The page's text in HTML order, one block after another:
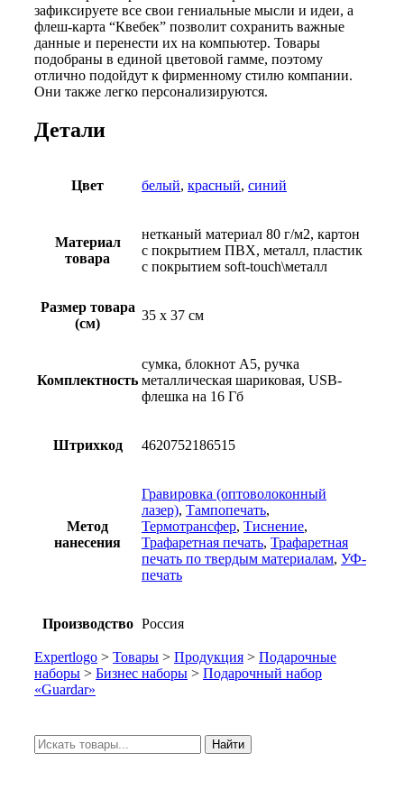
зафиксируете все свои гениальные мысли и идеи, а
флеш-карта “Квебек” позволит сохранить важные
данные и перенести их на компьютер. Товары
подобраны в единой цветовой гамме, поэтому
отлично подойдут к фирменному стилю компании.
Они также легко персонализируются.
Детали
Цвет белый, красный, синий
Материал
товара
нетканый материал 80 г/м2, картон
с покрытием ПВХ, металл, пластик
с покрытием soft-touch\металл
Размер товара
(см)
35 х 37 см
Комплектность
сумка, блокнот А5, ручка
металлическая шариковая, USB-
флешка на 16 Гб
Штрихкод 4620752186515
Метод
нанесения
Гравировка (оптоволоконный
лазер), Тампопечать,
Термотрансфер, Тиснение,
Трафаретная печать, Трафаретная
печать по твердым материалам, УФ-
печать
Производство Россия
Expertlogo > Товары > Продукция > Подарочные
наборы > Бизнес наборы > Подарочный набор
«Guardar»
Искать: Найти